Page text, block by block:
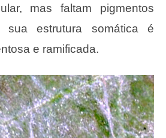
mas faltam pigmentos
sua estrutura somática é
e ramificada.